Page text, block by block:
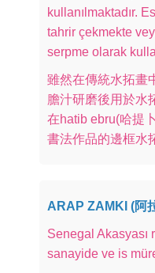
kullanılmaktadır.
tahrir çekmekte
serpme olarak
雖然在傳統水拓畫
膽汁研磨後用於水
在hatib ebru(哈提
書法作品的邊框水
ARAP ZAMKI (阿
Senegal Akasyası
sanayide ve is